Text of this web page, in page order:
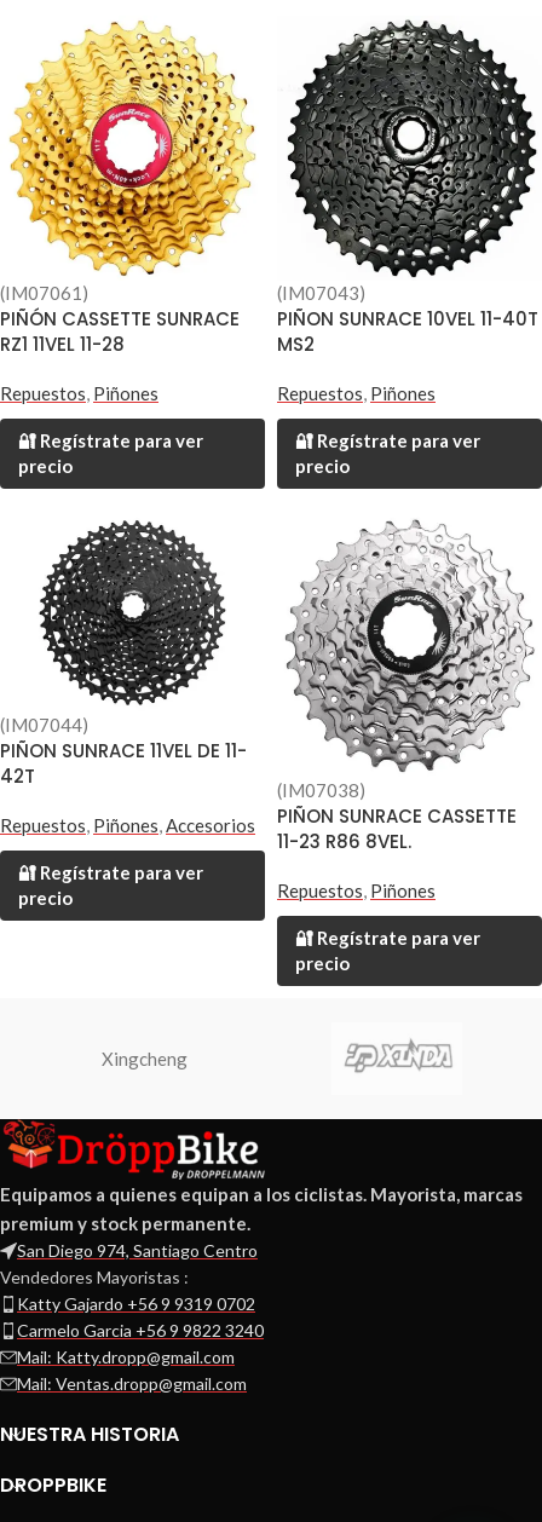
(IM07061)
PIÑÓN CASSETTE SUNRACE
RZ1 11VEL 11-28
Repuestos, Piñones
🔐 Regístrate para ver
precio
(IM07043)
PIÑON SUNRACE 10VEL 11-40T
MS2
Repuestos, Piñones
🔐 Regístrate para ver
precio
(IM07044)
PIÑON SUNRACE 11VEL DE 11-
42T
Repuestos, Piñones,Accesorios
🔐 Regístrate para ver
precio
(IM07038)
PIÑON SUNRACE CASSETTE
11-23 R86 8VEL.
Repuestos, Piñones
🔐 Regístrate para ver
precio
Xingcheng
Equipamos a quienes equipan a los ciclistas. Mayorista, marcas
premium y stock permanente.
San Diego 974, Santiago Centro
Vendedores Mayoristas :
Katty Gajardo +56 9 9319 0702
Carmelo Garcia +56 9 9822 3240
Mail: Katty.dropp@gmail.com
Mail: Ventas.dropp@gmail.com
NUESTRA HISTORIA
DROPPBIKE